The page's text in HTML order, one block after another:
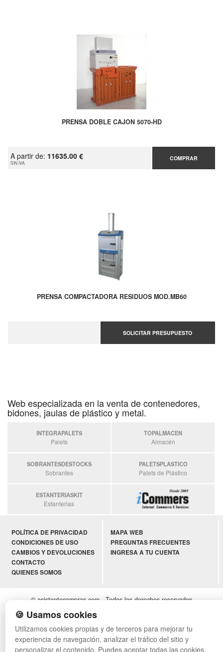
PRENSA DOBLE CAJON 5070-HD
A partir de: 11635.00 €
SIN IVA
COMPRAR
PRENSA COMPACTADORA RESIDUOS MOD.MB60
SOLICITAR PRESUPUESTO
Web especializada en la venta de contenedores,
bidones, jaulas de plástico y metal.
INTEGRAPALETS
Palets
TOPALMACEN
Almacén
SOBRANTESDESTOCKS
Sobrantes
PALETSPLASTICO
Palets de Plástico
ESTANTERIASKIT
Estanterias
POLÍTICA DE PRIVACIDAD
CONDICIONES DE USO
CAMBIOS Y DEVOLUCIONES
CONTACTO
QUIENES SOMOS
MAPA WEB
PREGUNTAS FRECUENTES
INGRESA A TU CUENTA
© asistentecompras.com - Todos los derechos reservados
🍪 Usamos cookies
Utilizamos cookies propias y de terceros para mejorar tu
experiencia de navegación, analizar el tráfico del sitio y
personalizar el contenido. Puedes aceptar todas las cookies,